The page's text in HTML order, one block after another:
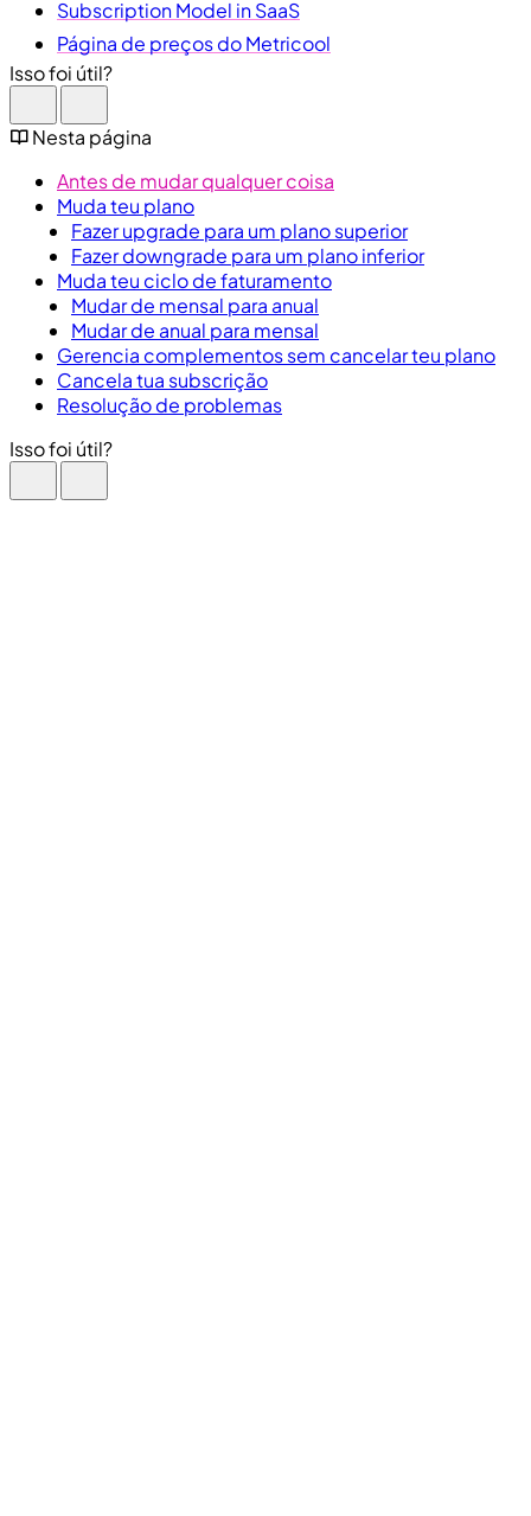
Subscription Model in SaaS
Página de preços do Metricool
Isso foi útil?
Nesta página
Antes de mudar qualquer coisa
Muda teu plano
Fazer upgrade para um plano superior
Fazer downgrade para um plano inferior
Muda teu ciclo de faturamento
Mudar de mensal para anual
Mudar de anual para mensal
Gerencia complementos sem cancelar teu plano
Cancela tua subscrição
Resolução de problemas
Isso foi útil?